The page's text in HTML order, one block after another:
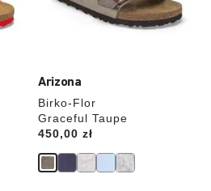
Arizona
Birko-Flor
Graceful Taupe
Price:
450,00 zł